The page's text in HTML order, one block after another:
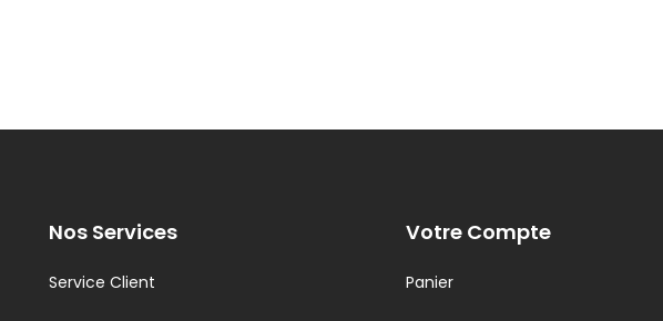
Nos Services
Service Client
Votre Compte
Panier